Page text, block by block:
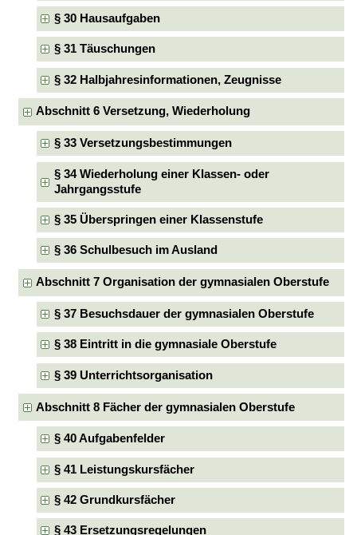
§ 30 Hausaufgaben
§ 31 Täuschungen
§ 32 Halbjahresinformationen, Zeugnisse
Abschnitt 6 Versetzung, Wiederholung
§ 33 Versetzungsbestimmungen
§ 34 Wiederholung einer Klassen- oder
Jahrgangsstufe
§ 35 Überspringen einer Klassenstufe
§ 36 Schulbesuch im Ausland
Abschnitt 7 Organisation der gymnasialen Oberstufe
§ 37 Besuchsdauer der gymnasialen Oberstufe
§ 38 Eintritt in die gymnasiale Oberstufe
§ 39 Unterrichtsorganisation
Abschnitt 8 Fächer der gymnasialen Oberstufe
§ 40 Aufgabenfelder
§ 41 Leistungskursfächer
§ 42 Grundkursfächer
§ 43 Ersetzungsregelungen